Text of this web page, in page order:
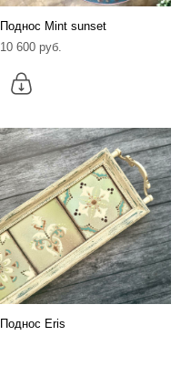
Поднос Mint sunset
10 600 pуб.
Поднос Eris